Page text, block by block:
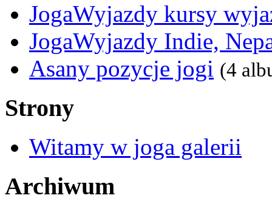
JogaWyjazdy kursy
JogaWyjazdy Indie,
Asany pozycje jogi (4
Strony
Witamy w joga galerii
Archiwum